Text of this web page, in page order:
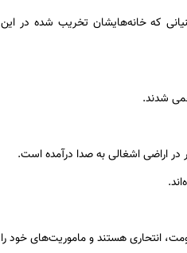
که خانه‌هایشان تخریب شده در این
اراضی اشغالی به صدا درآمده است.
انتحاری هستند و ماموریت‌های خود را